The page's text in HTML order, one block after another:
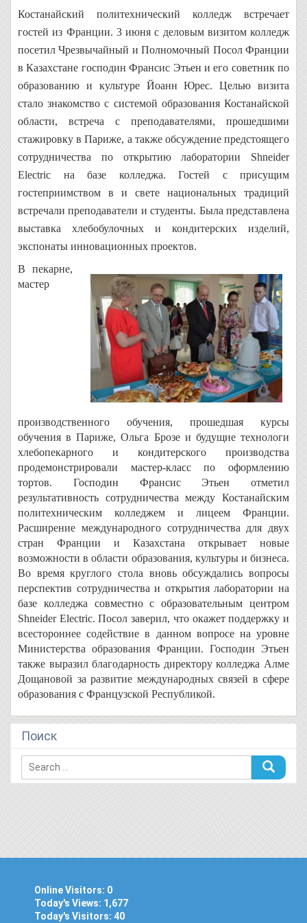
Костанайский политехнический колледж встречает
гостей из Франции. 3 июня с деловым визитом колледж
посетил Чрезвычайный и Полномочный Посол Франции
в Казахстане господин Франсис Этьен и его советник по
образованию и культуре Йоанн Юрес. Целью визита
стало знакомство с системой образования Костанайской
области, встреча с преподавателями, прошедшими
стажировку в Париже, а также обсуждение предстоящего
сотрудничества по открытию лаборатории Shneider
Electric на базе колледжа. Гостей с присущим
гостеприимством в и свете национальных традиций
встречали преподаватели и студенты. Была представлена
выставка хлебобулочных и кондитерских изделий,
экспонаты инновационных проектов.
В пекарне,
мастер
производственного обучения, прошедшая курсы
обучения в Париже, Ольга Брозе и будущие технологи
хлебопекарного и кондитерского производства
продемонстрировали мастер-класс по оформлению
тортов. Господин Франсис Этьен отметил
результативность сотрудничества между Костанайским
политехническим колледжем и лицеем Франции.
Расширение международного сотрудничества для двух
стран Франции и Казахстана открывает новые
возможности в области образования, культуры и бизнеса.
Во время круглого стола вновь обсуждались вопросы
перспектив сотрудничества и открытия лаборатории на
базе колледжа совместно с образовательным центром
Shneider Electric. Посол заверил, что окажет поддержку и
всестороннее содействие в данном вопросе на уровне
Министерства образования Франции. Господин Этьен
также выразил благодарность директору колледжа Алме
Дощановой за развитие международных связей в сфере
образования с Французской Республикой.
Поиск
Online Visitors: 0
Today's Views: 1,677
Today's Visitors: 40